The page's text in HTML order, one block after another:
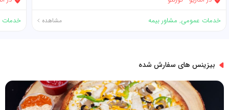
خدمات عمومی, مشاور بیمه مشاهده
بیزینس های سفارش شده